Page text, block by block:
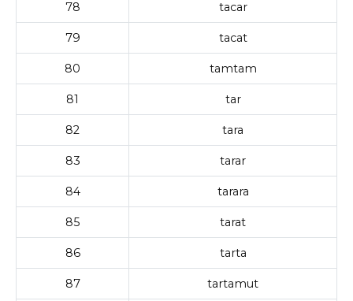
78 tacar
79 tacat
80 tamtam
81 tar
82 tara
83 tarar
84 tarara
85 tarat
86 tarta
87 tartamut